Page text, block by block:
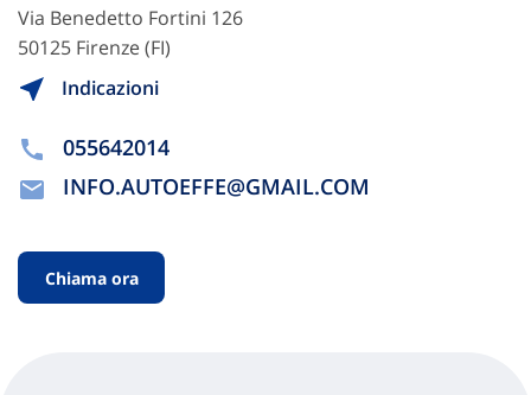
Via Benedetto Fortini 126
50125 Firenze (FI)
Indicazioni
055642014
INFO.AUTOEFFE@GMAIL.COM
Chiama ora